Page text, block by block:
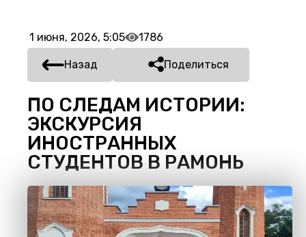
1 июня, 2026, 5:05 1786
Назад Поделиться
ПО СЛЕДАМ ИСТОРИИ:
ЭКСКУРСИЯ
ИНОСТРАННЫХ
СТУДЕНТОВ В РАМОНЬ